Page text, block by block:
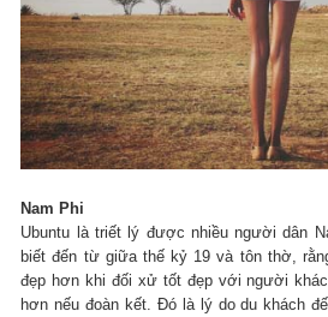
Nam Phi
Ubuntu là triết lý được nhiều người dân
biết đến từ giữa thế kỷ 19 và tôn thờ,
đẹp hơn khi đối xử tốt đẹp với người
hơn nếu đoàn kết. Đó là lý do du khách